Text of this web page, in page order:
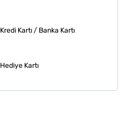
Kredi Kartı / Banka Kartı
Hediye Kartı